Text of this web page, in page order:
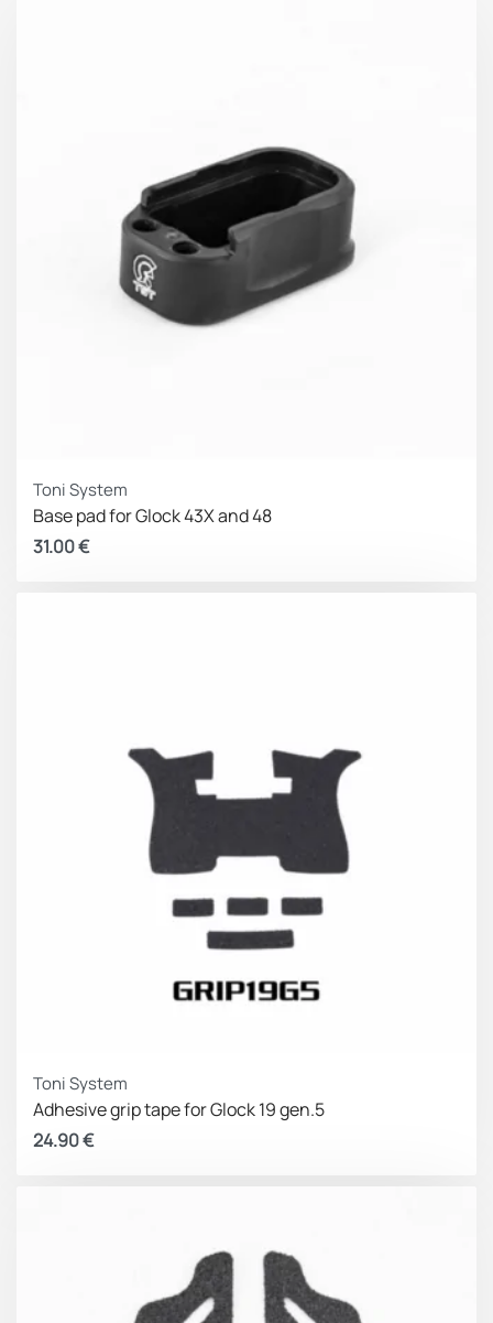
Toni System
Base pad for Glock 43X and 48
31.00€
Toni System
Adhesive grip tape for Glock 19 gen.5
24.90€